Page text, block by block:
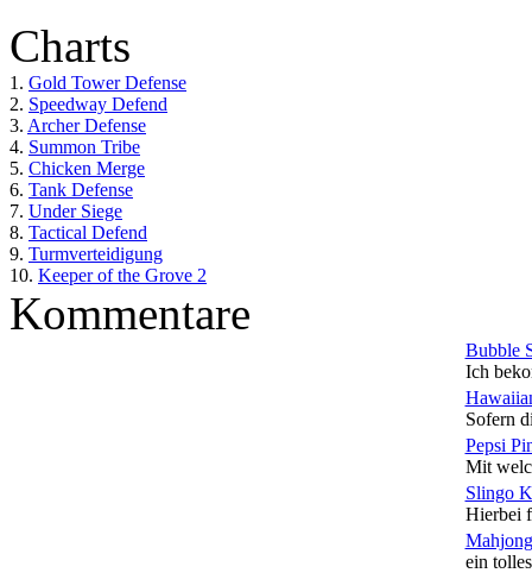
Charts
1. Gold Tower Defense
2. Speedway Defend
3. Archer Defense
4. Summon Tribe
5. Chicken Merge
6. Tank Defense
7. Under Siege
8. Tactical Defend
9. Turmverteidigung
10. Keeper of the Grove 2
Kommentare
Bubble
Ich
Sofern
Pepsi
Mit
Slingo
Hierbei
ein